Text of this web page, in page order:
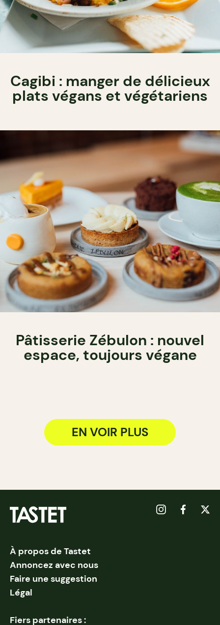
Cagibi : manger de délicieux
plats végans et végétariens
Pâtisserie Zébulon : nouvel
espace, toujours végane
EN VOIR PLUS
À propos de Tastet
Annoncez avec nous
Faire une suggestion
Légal
Fiers partenaires :